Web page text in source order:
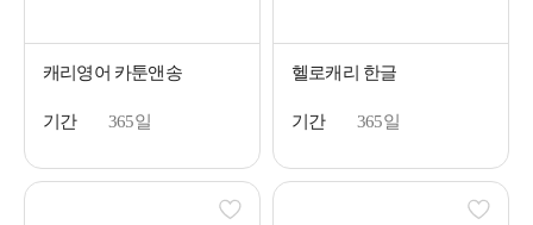
캐리영어 카툰앤송
기간 365일
헬로캐리 한글
기간 365일